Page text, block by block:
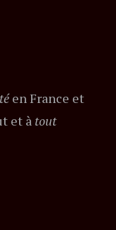
en France et
et à tout